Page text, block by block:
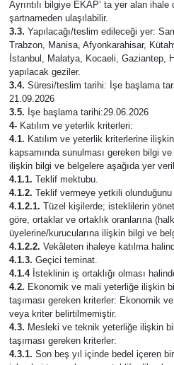
Ayrıntılı bilgiye EKAP’ ta yer alan
şartnameden ulaşılabilir.
3.3. Yapılacağı/teslim edileceği yer:
Trabzon, Manisa, Afyonkarahisar,
İstanbul, Malatya, Kocaeli, Gaziantep,
yapılacak geziler.
3.4. Süresi/teslim tarihi: İşe başlama
21.09.2026
3.5. İşe başlama tarihi:29.06.2026
4-Katılım ve yeterlik kriterleri:
4.1. Katılım ve yeterlik kriterlerine
kapsamında sunulması gereken bilgi
ilişkin bilgi ve belgelere aşağıda yer
4.1.1. Teklif mektubu.
4.1.2. Teklif vermeye yetkili
4.1.2.1. Tüzel kişilerde; isteklilerin
göre, ortaklar ve ortaklık oranlarına
üyelerine/kurucularına ilişkin bilgi ve
4.1.2.2. Vekâleten ihaleye katılma
4.1.3. Geçici teminat.
4.1.4 İsteklinin iş ortaklığı olması
4.2. Ekonomik ve mali yeterliğe ilişkin
taşıması gereken kriterler: Ekonomik
veya kriter belirtilmemiştir.
4.3. Mesleki ve teknik yeterliğe ilişkin
taşıması gereken kriterler:
4.3.1. Son beş yıl içinde bedel içeren